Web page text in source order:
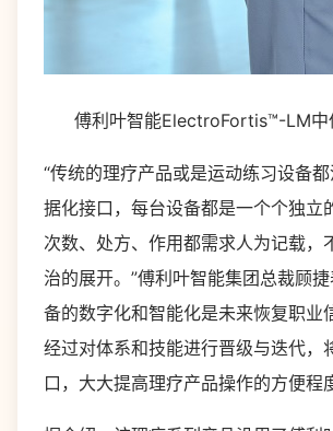
傅利叶智能ElectroFortis™-LM中
“传统的理疗产品或是运动练习设备
据化接口，每台设备都是一个个独立
次数、处方、作用都需求人为记载，
治的展开。”傅利叶智能集团总裁顾
备的数字化和智能化是未来恢复职业
经过对体系和技能进行晋级与迭代，
口，大大提高理疗产品操作的方便程